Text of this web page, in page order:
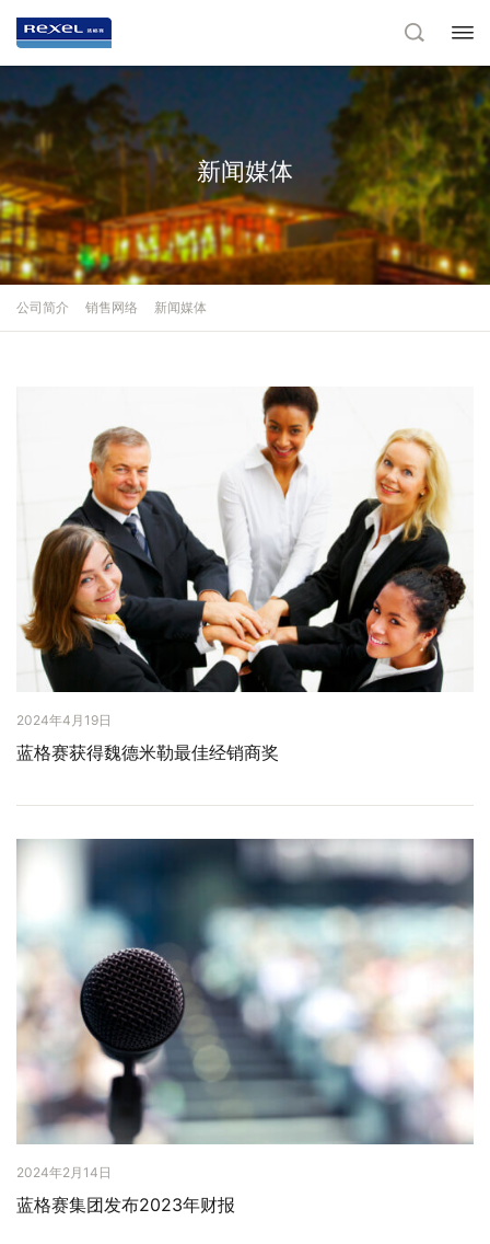
新闻媒体
公司简介 销售网络 新闻媒体
2024年4月19日
蓝格赛获得魏德米勒最佳经销商奖
2024年2月14日
蓝格赛集团发布2023年财报